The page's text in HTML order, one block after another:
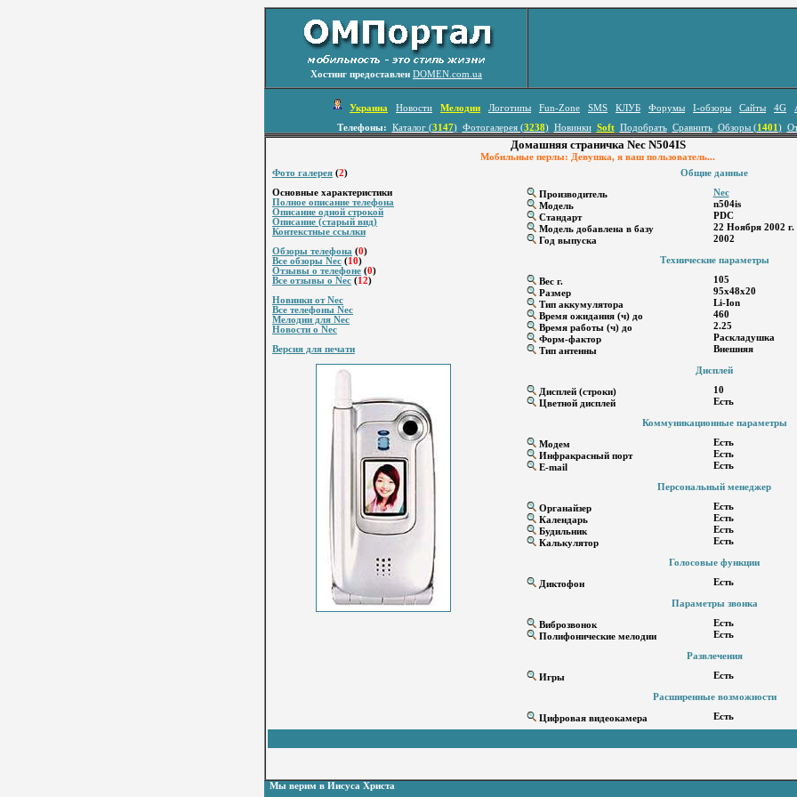
Хостинг предоставлен DOMEN.com.ua
Украина Новости Мелодии Логотипы Fun-Zone SMS КЛУБ Форумы I-обзоры Сайты 4G
Телефоны:
Каталог (3147) Фотогалерея (3238) Новинки Soft Подобрать Сравнить Обзоры (1401 )
Домашняя страничка Nec N504IS
Мобильные перлы: Девушка, я ваш пользователь...
Фото галерея (2)
Основные характеристики
Полное описание телефона
Описание одной строкой
Описание (старый вид)
Контекстные ссылки
Обзоры телефона (0)
Все обзоры Nec (10)
Отзывы о телефоне (0)
Все отзывы о Nec (12)
Новинки от Nec
Все телефоны Nec
Мелодии для Nec
Новости о Nec
Версия для печати
Общие данные
Производитель
Nec
Модель
n504is
Стандарт
PDC
Модель добавлена в базу
22 Ноября 2002 г.
Год выпуска
2002
Технические параметры
Вес г.
105
Размер
95x48x20
Тип аккумулятора
Li-Ion
Время ожидания (ч) до
460
Время работы (ч) до
2.25
Форм-фактор
Раскладушка
Тип антенны
Внешняя
Дисплей
Дисплей (строки)
10
Цветной дисплей
Есть
Коммуникационные параметры
Модем
Есть
Инфракрасный порт
Есть
E-mail
Есть
Персональный менеджер
Органайзер
Есть
Календарь
Есть
Будильник
Есть
Калькулятор
Есть
Голосовые функции
Диктофон Есть
Параметры звонка
Виброзвонок
Есть
Полифонические мелодии
Есть
Развлечения
Игры Есть
Расширенные возможности
Цифровая видеокамера Есть
Мы верим в Иисуса Христа